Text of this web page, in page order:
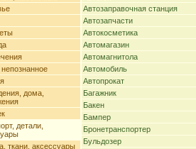
дома,
детали,
ткани, аксессуары
Автозаправочная станция
Автозапчасти
Автокосметика
Автомагазин
Автомагнитола
Автомобиль
Автопрокат
Багажник
Бакен
Бампер
Бронетранспортер
Бульдозер